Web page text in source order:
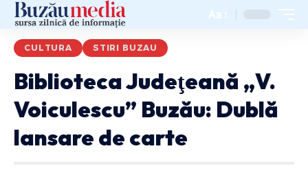
Aa
CULTURA STIRI BUZAU
Biblioteca Judeţeană „V.
Voiculescu” Buzău: Dublă
lansare de carte